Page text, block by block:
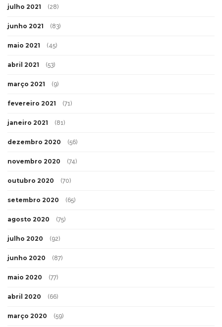
julho 2021 (28)
junho 2021 (83)
maio 2021 (45)
abril 2021 (53)
março 2021 (9)
fevereiro 2021 (71)
janeiro 2021 (81)
dezembro 2020 (56)
novembro 2020 (74)
outubro 2020 (70)
setembro 2020 (65)
agosto 2020 (75)
julho 2020 (92)
junho 2020 (87)
maio 2020 (77)
abril 2020 (66)
março 2020 (59)